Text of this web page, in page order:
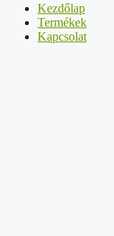
Kezdőlap
Termékek
Kapcsolat